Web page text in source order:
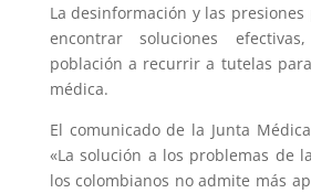
La desinformación y las
encontrar soluciones
población a recurrir a tutelas
médica.
El comunicado de la Junta
«La solución a los problemas de
los colombianos no admite más